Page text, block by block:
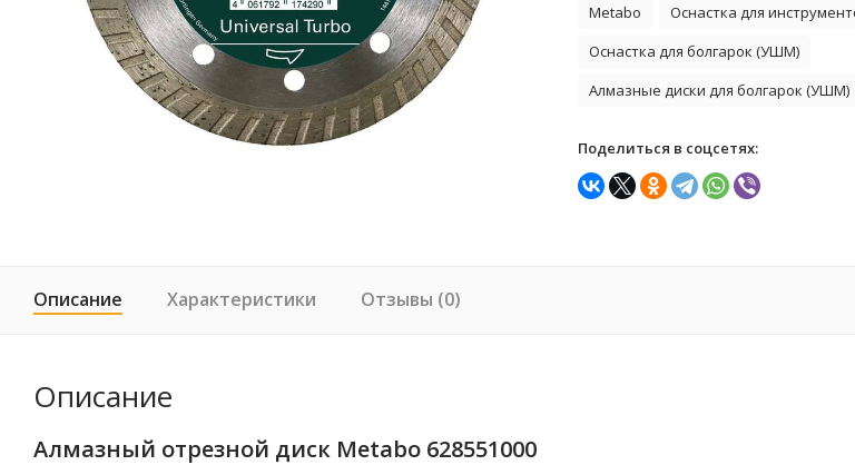
Metabo
Оснастка для
Оснастка для болгарок (УШМ)
Алмазные диски для болгарок (УШМ)
Поделиться в соцсетях:
Описание Характеристики Отзывы (0)
Описание
Алмазный отрезной диск Metabo 628551000